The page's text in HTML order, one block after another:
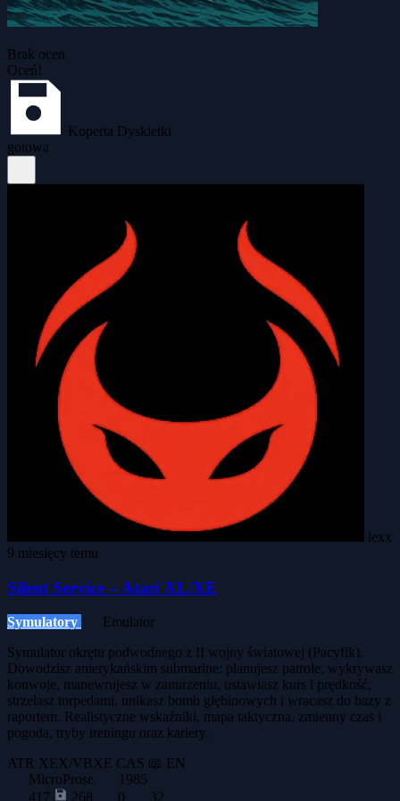
Brak ocen
Oceń!
Koperta Dyskietki
gotowa
lexx
9 miesięcy temu
Silent Service – Atari XL/XE
Symulatory
Emulator
Symulator okrętu podwodnego z II wojny światowej (Pacyfik).
Dowodzisz amerykańskim submarine: planujesz patrole, wykrywasz
konwoje, manewrujesz w zanurzeniu, ustawiasz kurs i prędkość,
strzelasz torpedami, unikasz bomb głębinowych i wracasz do bazy z
raportem. Realistyczne wskaźniki, mapa taktyczna, zmienny czas i
pogoda, tryby treningu oraz kariery.
ATR XEX/VBXE CAS 📖 EN
MicroProse
1985
417
268 0 32